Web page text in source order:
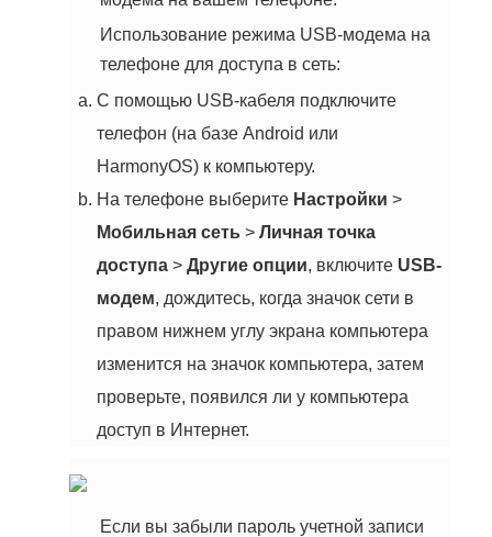
Использование режима USB-модема на
телефоне для доступа в сеть:
С помощью USB-кабеля подключите
телефон (на базе Android или
HarmonyOS) к компьютеру.
На телефоне выберите Настройки >
Мобильная сеть >Личная точка
доступа >Другие опции, включите USB-
модем, дождитесь, когда значок сети в
правом нижнем углу экрана компьютера
изменится на значок компьютера, затем
проверьте, появился ли у компьютера
доступ в Интернет.
Если вы забыли пароль учетной записи